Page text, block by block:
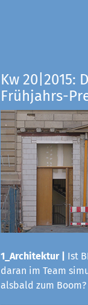
Kw 20|2015:
Frühjahrs-
1_Architektur |
Ist
daran im Team
alsbald zum